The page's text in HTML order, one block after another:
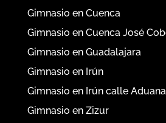
Gimnasio en Cuenca
Gimnasio en Cuenca José
Gimnasio en Guadalajara
Gimnasio en Irún
Gimnasio en Irún calle Aduana
Gimnasio en Zizur